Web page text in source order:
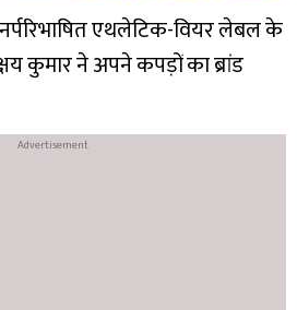
एथलेटिक-वियर लेबल के
कुमार ने अपने कपड़ों का ब्रांड